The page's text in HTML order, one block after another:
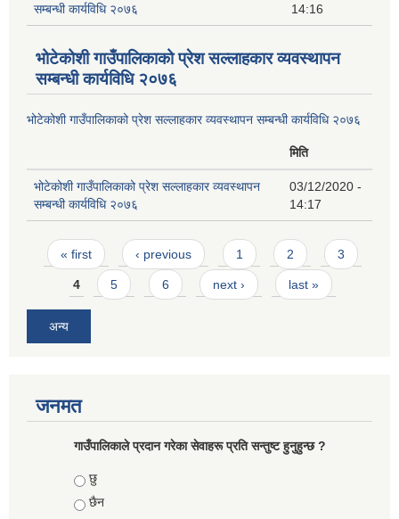
सम्बन्धी कार्यविधि २०७६
14:16
भोटेकोशी गाउँपालिकाको प्रेश सल्लाहकार व्यवस्थापन
सम्बन्धी कार्यविधि २०७६
भोटेकोशी गाउँपालिकाको प्रेश सल्लाहकार व्यवस्थापन सम्बन्धी कार्यविधि २०७६
मिति
भोटेकोशी गाउँपालिकाको प्रेश सल्लाहकार व्यवस्थापन
सम्बन्धी कार्यविधि २०७६
03/12/2020 -
14:17
Pages
« first ‹ previous 1 2 3
4 5 6 next › last »
अन्य
जनमत
गाउँपालिकाले प्रदान गरेका सेवाहरू प्रति सन्तुष्ट हुनुहुन्छ ?
Choices
छु
छैन